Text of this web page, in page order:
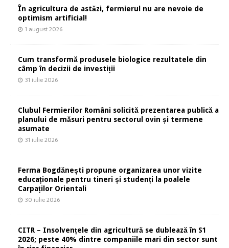
În agricultura de astăzi, fermierul nu are nevoie de
optimism artificial!
1 august 2026
Cum transformă produsele biologice rezultatele din
câmp în decizii de investiții
31 iulie 2026
Clubul Fermierilor Români solicită prezentarea publică a
planului de măsuri pentru sectorul ovin și termene
asumate
31 iulie 2026
Ferma Bogdănești propune organizarea unor vizite
educaționale pentru tineri și studenți la poalele
Carpaților Orientali
30 iulie 2026
CITR – Insolvențele din agricultură se dublează în S1
2026; peste 40% dintre companiile mari din sector sunt